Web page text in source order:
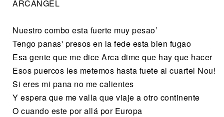
ARCANGEL
Nuestro combo esta fuerte muy pesao’
Tengo panas' presos en la fede esta bien fugao
Esa gente que me dice Arca dime que hay que hacer
Esos puercos les metemos hasta fuete al cuartel Nou!
Si eres mi pana no me calientes
Y espera que me valla que viaje a otro continente
O cuando este por allá por Europa